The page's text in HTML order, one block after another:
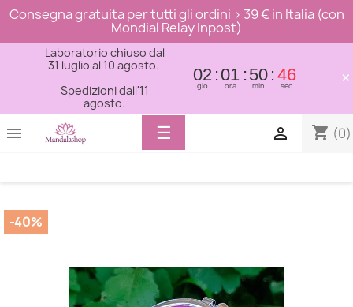
Consegna gratuita per tutti gli ordini > 39 € in Italia (con
Mondial Relay Inpost)
Laboratorio chiuso dal
31 luglio al 10 agosto.
Spedizioni dall'11
agosto.
02
gio
01
ora
50
min
45
sec ×
 shopping_cart (0)

Toggle
navigation
☰
-40%